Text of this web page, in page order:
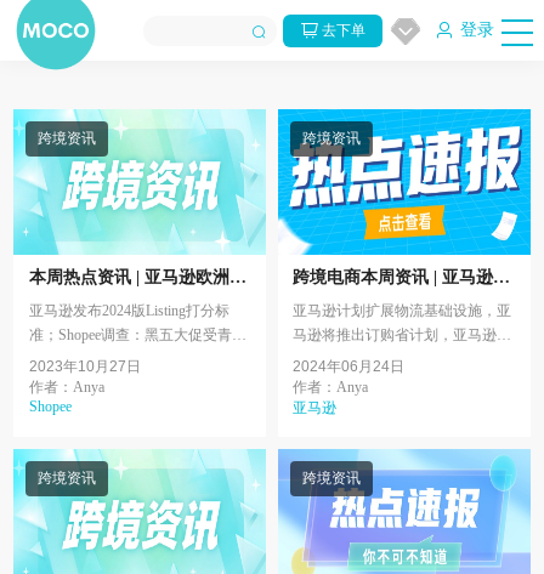
去下单 登录
跨境资讯
本周热点资讯 | 亚马逊欧洲站
又出新规；TikTok推出新广
告服务；Youtube新增两个购
物功能
亚马逊发布2024版Listing打分标
准；Shopee调查：黑五大促受青睐
产品；亚马逊欧洲站又出新规；
TikTok推出新广告服务；Youtube新
增两个购物功能。
2023年10月27日
作者：Anya
Shopee
跨境资讯
跨境电商本周资讯 | 亚马逊计
划扩展物流基础设施，亚马逊
将推出订购省计划
亚马逊计划扩展物流基础设施，亚
马逊将推出订购省计划，亚马逊近
期仓库持续爆仓，美客多墨西哥站
下调销售佣金，Shopee将调整三方
仓佣金费率。
2024年06月24日
作者：Anya
亚马逊
跨境资讯 跨境资讯